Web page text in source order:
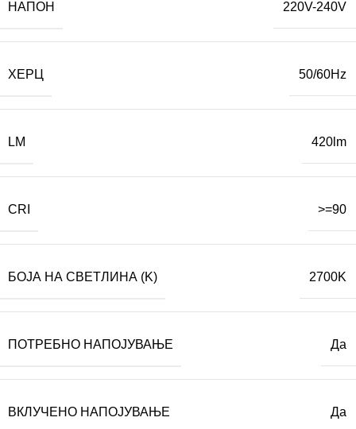
НАПОН 220V-240V
ХЕРЦ 50/60Hz
LM 420lm
CRI >=90
БОЈА НА СВЕТЛИНА (K) 2700K
ПОТРЕБНО НАПОЈУВАЊЕ Да
ВКЛУЧЕНО НАПОЈУВАЊЕ Да